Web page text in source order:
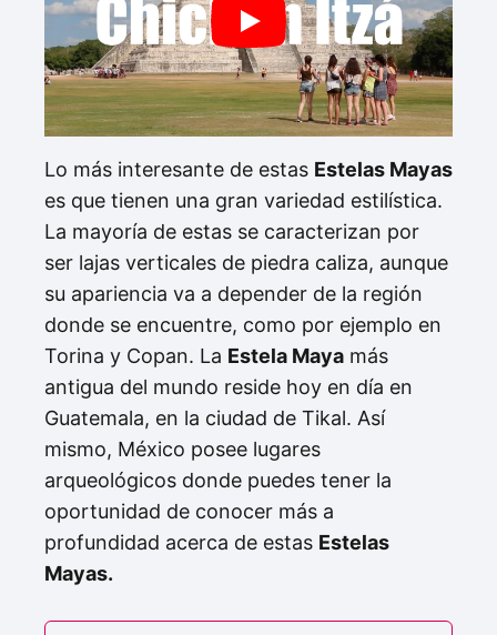
Lo más interesante de estas Estelas Mayas
es que tienen una gran variedad estilística.
La mayoría de estas se caracterizan por
ser lajas verticales de piedra caliza, aunque
su apariencia va a depender de la región
donde se encuentre, como por ejemplo en
Torina y Copan. La Estela Maya más
antigua del mundo reside hoy en día en
Guatemala, en la ciudad de Tikal. Así
mismo, México posee lugares
arqueológicos donde puedes tener la
oportunidad de conocer más a
profundidad acerca de estas Estelas
Mayas.